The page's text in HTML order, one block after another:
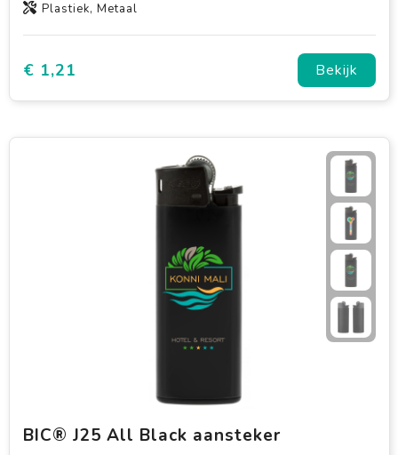
Plastiek, Metaal
€ 1,21 Bekijk
BIC® J25 All Black aansteker